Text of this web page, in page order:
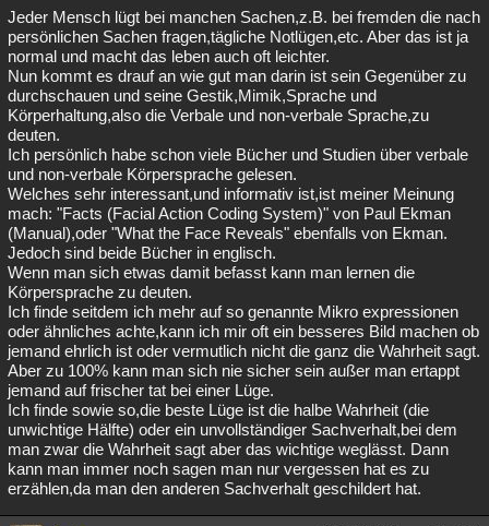
Jeder Mensch lügt bei manchen Sachen,z.B. bei fremden die nach
persönlichen Sachen fragen,tägliche Notlügen,etc. Aber das ist ja
normal und macht das leben auch oft leichter.
Nun kommt es drauf an wie gut man darin ist sein Gegenüber zu
durchschauen und seine Gestik,Mimik,Sprache und
Körperhaltung,also die Verbale und non-verbale Sprache,zu
deuten.
Ich persönlich habe schon viele Bücher und Studien über verbale
und non-verbale Körpersprache gelesen.
Welches sehr interessant,und informativ ist,ist meiner Meinung
mach: "Facts (Facial Action Coding System)" von Paul Ekman
(Manual),oder "What the Face Reveals" ebenfalls von Ekman.
Jedoch sind beide Bücher in englisch.
Wenn man sich etwas damit befasst kann man lernen die
Körpersprache zu deuten.
Ich finde seitdem ich mehr auf so genannte Mikro expressionen
oder ähnliches achte,kann ich mir oft ein besseres Bild machen ob
jemand ehrlich ist oder vermutlich nicht die ganz die Wahrheit sagt.
Aber zu 100% kann man sich nie sicher sein außer man ertappt
jemand auf frischer tat bei einer Lüge.
Ich finde sowie so,die beste Lüge ist die halbe Wahrheit (die
unwichtige Hälfte) oder ein unvollständiger Sachverhalt,bei dem
man zwar die Wahrheit sagt aber das wichtige weglässt. Dann
kann man immer noch sagen man nur vergessen hat es zu
erzählen,da man den anderen Sachverhalt geschildert hat.